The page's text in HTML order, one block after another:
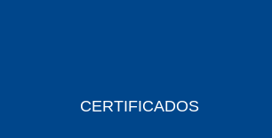
COMALTECH/JPEMA
CERTIFICADOS